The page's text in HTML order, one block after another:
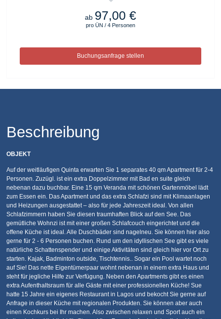
ab 97,00 €
pro ÜN / 4 Personen
Buchungsanfrage stellen
Beschreibung
OBJEKT
Auf der weitläufigen Quinta erwarten Sie 1 separates 40 qm Apartment für 2-4
Personen. Zuzügl. ist ein extra Doppelzimmer mit Bad en suite gleich
nebenan dazu buchbar. Eine 15 qm Veranda mit schönen Gartenmöbel lädt
zum Essen ein. Das Apartment und das extra Schlafzi sind mit Klimaanlagen
und Heizungen ausgestattet – also für jede Jahreszeit ideal. Von allen
Schlafzimmern haben Sie diesen traumhaften Blick auf den See. Das
gemütliche Wohnzi ist mit einer großen Schlafcouch eingerichtet und die
offene Küche ist ideal. Alle Duschbäder sind nagelneu. Sie können hier also
gerne für 2 - 6 Personen buchen. Rund um den idyllischen See gibt es viele
natürliche Schattenspender und einige Aktivitäten sind gleich hier vor Ort zu
starten. Kajak, Badminton outside, Tischtennis.. Sogar ein Pool wartet noch
auf Sie! Das nette Eigentümerpaar wohnt nebenan in einem extra Haus und
steht für jegliche Hilfe zur Verfügung. Neben den Apartments gibt es einen
extra Aufenthaltsraum für alle Gäste mit einer professionellen Küche! Sue
hatte 15 Jahre ein eigenes Restaurant in Lagos und bekocht Sie gerne auf
Anfrage in dieser Küche mit regionalen Produkten. Sie können aber auch
einen Kochkurs bei Ihr machen. Also zwischen relaxen und Sport auch ein